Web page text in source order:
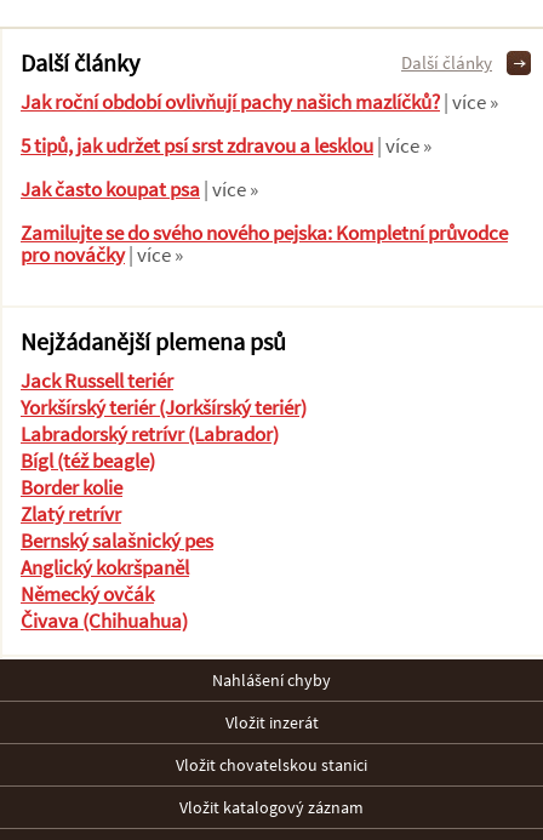
Další články
Jak roční období ovlivňují pachy našich mazlíčků?| více »
5 tipů, jak udržet psí srst zdravou a lesklou| více »
Jak často koupat psa| více »
Zamilujte se do svého nového pejska: Kompletní průvodce
pro nováčky| více »
Další články
Nejžádanější plemena psů
Jack Russell teriér
Yorkšírský teriér (Jorkšírský teriér)
Labradorský retrívr (Labrador)
Bígl (též beagle)
Border kolie
Zlatý retrívr
Bernský salašnický pes
Anglický kokršpaněl
Německý ovčák
Čivava (Chihuahua)
Nahlášení chyby
Vložit inzerát
Vložit chovatelskou stanici
Vložit katalogový záznam